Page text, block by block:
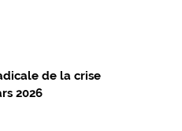
de la crise
2026